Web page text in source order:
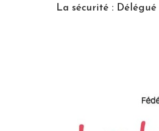
La sécurité : Délégué